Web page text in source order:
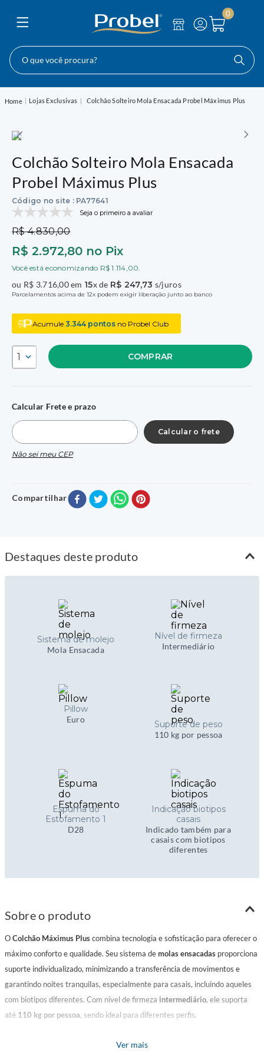
0
O que você procura?
Lojas Exclusivas Colchão Solteiro Mola Ensacada Probel Máximus Plus
Colchão Solteiro Mola Ensacada
Probel Máximus Plus
Código no site : PA77641
Seja o primeiro a avaliar
R$ 4.830,00
R$ 2.972,80 no Pix
Você está economizando R$ 1.114,00.
ou R$ 3.716,00em 15x de R$ 247,73 s/juros
Parcelamentos acima de 12x podem exigir liberação junto ao banco
Acumule 3.344 pontos no Probel Club
1 COMPRAR
Calcular Frete e prazo
Não sei meu CEP
Compartilhar
Destaques deste produto
Sistema de molejo
Mola Ensacada
Nível de firmeza
Intermediário
Pillow
Euro Suporte de peso
110 kg por pessoa
Espuma do
Estofamento 1
D28
Indicação biotipos
casais
Indicado também para
casais com biotipos
diferentes
Sobre o produto
OColchão Máximus Pluscombina tecnologia e sofisticação para oferecer o
máximo conforto e qualidade. Seu sistema demolas ensacadas proporciona
suporte individualizado, minimizando a transferência de movimentos e
garantindo noites tranquilas, especialmente para casais, incluindo aqueles
com biotipos diferentes. Com nível de firmeza intermediário, ele suporta
até 110 kg por pessoa, sendo ideal para diferentes perfis.
Sua estrutura conta com uma camada extra de conforto proporcionada pelo
Ver mais